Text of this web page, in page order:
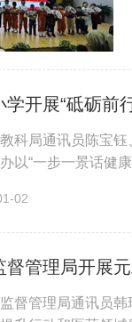
学开展“砥砺前
科局通讯员陈宝
以“一步一景话健
02
督管理局开展
督管理局通讯员韩